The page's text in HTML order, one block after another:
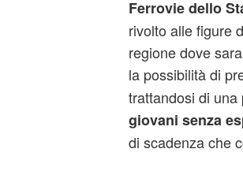
Ferrovie dello
rivolto alle figure
regione dove
la possibilità di
trattandosi di
giovani senza
di scadenza che